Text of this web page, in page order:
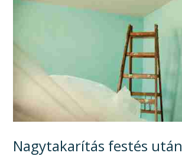
Nagytakarítás festés után